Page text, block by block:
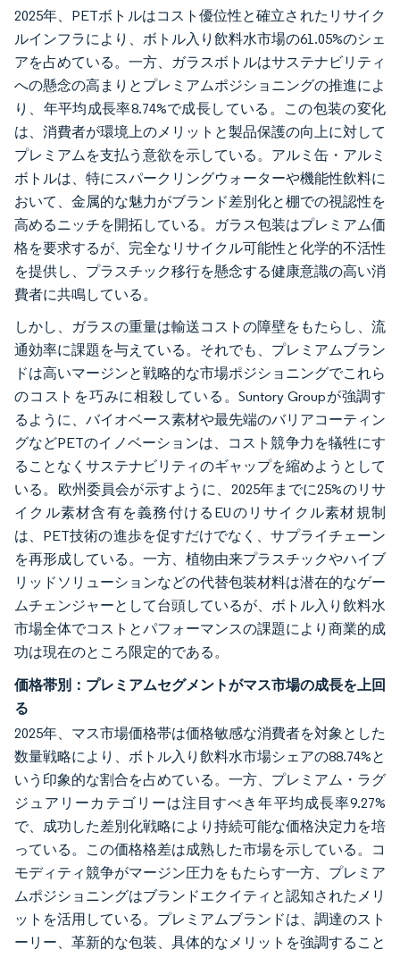
2025年、PETボトルはコスト優位性と確立されたリサイク
ルインフラにより、ボトル入り飲料水市場の61.05%のシェ
アを占めている。一方、ガラスボトルはサステナビリティ
への懸念の高まりとプレミアムポジショニングの推進によ
り、年平均成長率8.74%で成長している。この包装の変化
は、消費者が環境上のメリットと製品保護の向上に対して
プレミアムを支払う意欲を示している。アルミ缶・アルミ
ボトルは、特にスパークリングウォーターや機能性飲料に
おいて、金属的な魅力がブランド差別化と棚での視認性を
高めるニッチを開拓している。ガラス包装はプレミアム価
格を要求するが、完全なリサイクル可能性と化学的不活性
を提供し、プラスチック移行を懸念する健康意識の高い消
費者に共鳴している。
しかし、ガラスの重量は輸送コストの障壁をもたらし、流
通効率に課題を与えている。それでも、プレミアムブラン
ドは高いマージンと戦略的な市場ポジショニングでこれら
のコストを巧みに相殺している。Suntory Groupが強調す
るように、バイオベース素材や最先端のバリアコーティン
グなどPETのイノベーションは、コスト競争力を犠牲にす
ることなくサステナビリティのギャップを縮めようとして
いる。欧州委員会が示すように、2025年までに25%のリサ
イクル素材含有を義務付けるEUのリサイクル素材規制
は、PET技術の進歩を促すだけでなく、サプライチェーン
を再形成している。一方、植物由来プラスチックやハイブ
リッドソリューションなどの代替包装材料は潜在的なゲー
ムチェンジャーとして台頭しているが、ボトル入り飲料水
市場全体でコストとパフォーマンスの課題により商業的成
功は現在のところ限定的である。
価格帯別：プレミアムセグメントがマス市場の成長を上回
る
2025年、マス市場価格帯は価格敏感な消費者を対象とした
数量戦略により、ボトル入り飲料水市場シェアの88.74%と
いう印象的な割合を占めている。一方、プレミアム・ラグ
ジュアリーカテゴリーは注目すべき年平均成長率9.27%
で、成功した差別化戦略により持続可能な価格決定力を培
っている。この価格格差は成熟した市場を示している。コ
モディティ競争がマージン圧力をもたらす一方、プレミア
ムポジショニングはブランドエクイティと認知されたメリ
ットを活用している。プレミアムブランドは、調達のスト
ーリー、革新的な包装、具体的なメリットを強調すること